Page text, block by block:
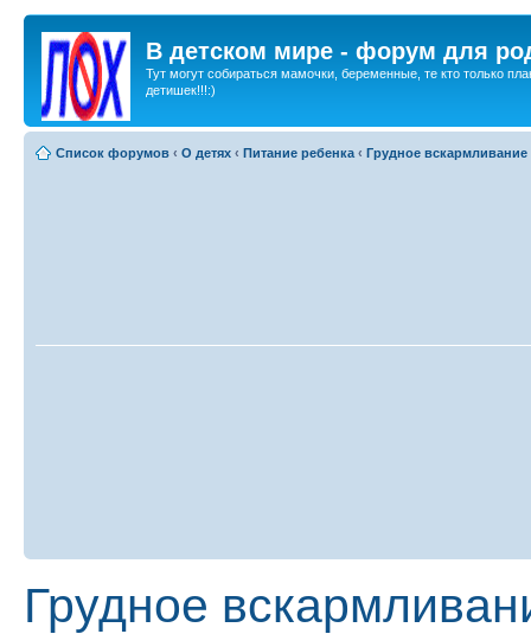
В детском мире - форум для
Тут могут собираться мамочки, беременные, те кто только
детишек!!!:)
Список форумов ‹ О детях ‹ Питание ребенка ‹ Грудное вскармливание
Грудное